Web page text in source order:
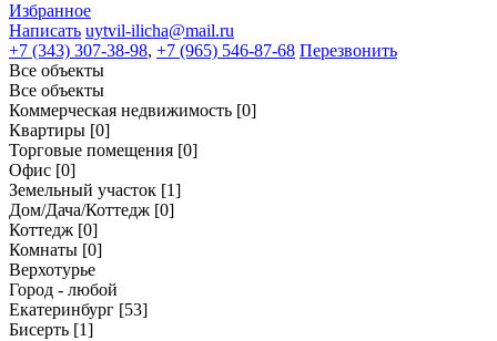
Избранное
Написать uytvil-ilicha@mail.ru
+7 (343) 307-38-98, +7 (965) 546-87-68 Перезвонить
Все объекты
Все объекты
Коммерческая недвижимость [0]
Квартиры [0]
Торговые помещения [0]
Офис [0]
Земельный участок [1]
Дом/Дача/Коттедж [0]
Коттедж [0]
Комнаты [0]
Верхотурье
Город - любой
Екатеринбург [53]
Бисерть [1]